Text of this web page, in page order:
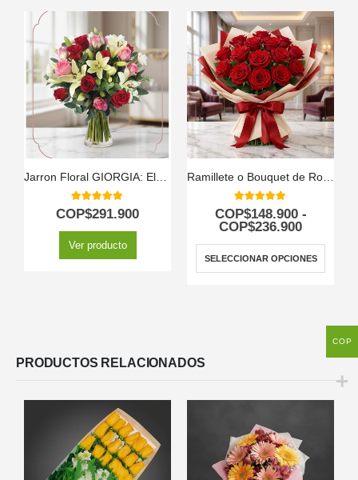
Jarron Floral GIORGIA: Elegancia en Rosas Rojas, Rosadas y Lirios 🌹
5.00out of 5
COP$291.900
Ver producto
Ramillete o Bouquet de Rosas
5.00out of 5
COP$148.900 -
COP$236.900
SELECCIONAR OPCIONES
PRODUCTOS RELACIONADOS
COP